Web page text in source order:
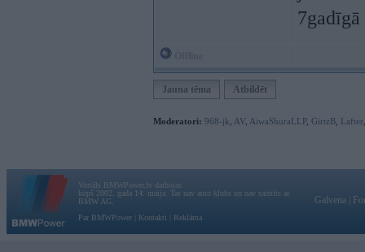
Jauna tēma Atbildēt
Moderatori: 968-jk AV AiwaShuraLLP, GirtzB Lafter
Vortāls BMWPower.lv darbojas
kopš 2002. gada 14. maija. Tas nav auto klubs un nav saistīts ar
BMW AG.
Par BMWPower
Kontakti Reklāma
Galvena